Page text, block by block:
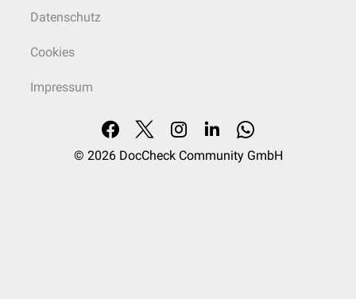
Datenschutz
Cookies
Impressum
© 2026 DocCheck Community GmbH